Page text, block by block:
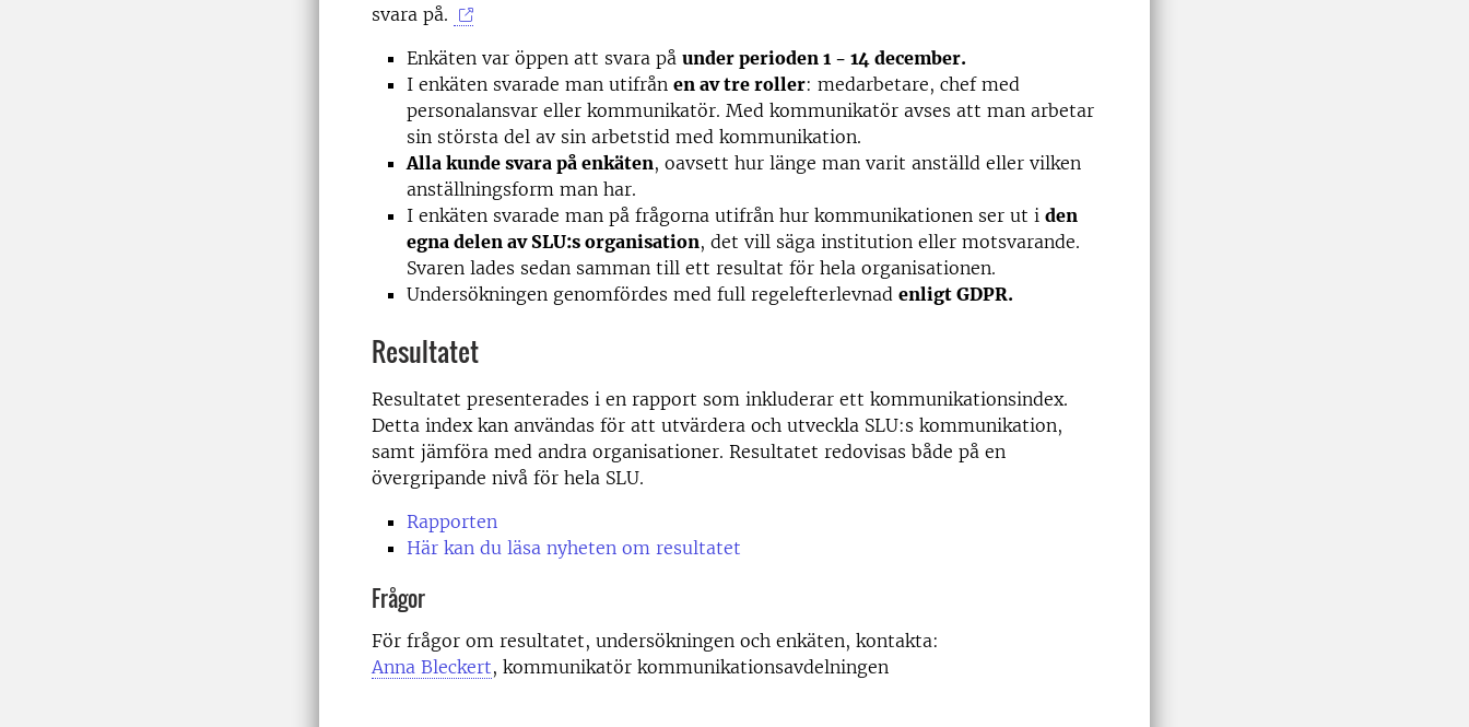
svara på.
Enkäten var öppen att svara på under perioden 1 - 14 december.
I enkäten svarade man utifrån en av tre roller: medarbetare, chef med
personalansvar eller kommunikatör. Med kommunikatör avses att man arbetar
sin största del av sin arbetstid med kommunikation.
Alla kunde svara på enkäten, oavsett hur länge man varit anställd eller vilken
anställningsform man har.
I enkäten svarade man på frågorna utifrån hur kommunikationen ser ut i den
egna delen av SLU:s organisation, det vill säga institution eller motsvarande.
Svaren lades sedan samman till ett resultat för hela organisationen.
Undersökningen genomfördes med full regelefterlevnad enligt GDPR.
Resultatet
Resultatet presenterades i en rapport som inkluderar ett kommunikationsindex.
Detta index kan användas för att utvärdera och utveckla SLU:s kommunikation,
samt jämföra med andra organisationer. Resultatet redovisas både på en
övergripande nivå för hela SLU.
Rapporten
Här kan du läsa nyheten om resultatet
Frågor
För frågor om resultatet, undersökningen och enkäten, kontakta:
Anna Bleckert, kommunikatör kommunikationsavdelningen